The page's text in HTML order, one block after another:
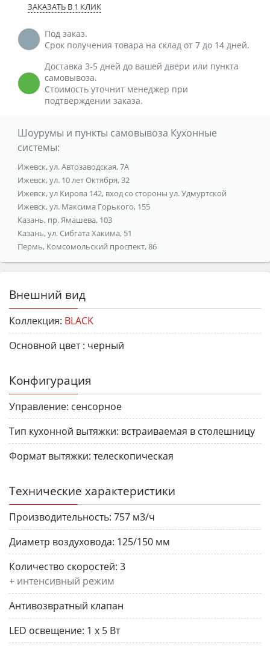
ЗАКАЗАТЬ В 1 КЛИК
Под заказ.
Срок получения товара на склад от 7 до 14 дней.
Доставка 3-5 дней до вашей двери или пункта
самовывоза.
Стоимость уточнит менеджер при
подтверждении заказа.
Шоурумы и пункты самовывоза Кухонные
системы:
Ижевск, ул. Автозаводская, 7А
Ижевск, ул. 10 лет Октября, 32
Ижевск, ул Кирова 142, вход со стороны ул. Удмуртской
Ижевск, ул. Максима Горького, 155
Казань, пр. Ямашева, 103
Казань, ул. Сибгата Хакима, 51
Пермь, Комсомольский проспект, 86
Внешний вид
Коллекция: BLACK
Основной цвет : черный
Конфигурация
Управление: сенсорное
Тип кухонной вытяжки: встраиваемая в столешницу
Формат вытяжки: телескопическая
Технические характеристики
Производительность: 757 м3/ч
Диаметр воздуховода: 125/150 мм
Количество скоростей: 3
+ интенсивный режим
Антивозвратный клапан
LED освещение: 1 х 5 Вт